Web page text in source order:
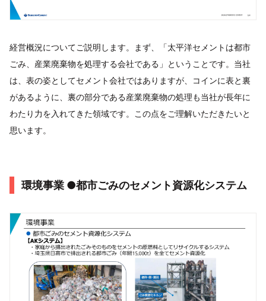
経営概況についてご説明します。まず、「太平洋セメントは都市
ごみ、産業廃棄物を処理する会社である」ということです。当社
は、表の姿としてセメント会社ではありますが、コインに表と裏
があるように、裏の部分である産業廃棄物の処理も当社が長年に
わたり力を入れてきた領域です。この点をご理解いただきたいと
思います。
環境事業 ●都市ごみのセメント資源化システム